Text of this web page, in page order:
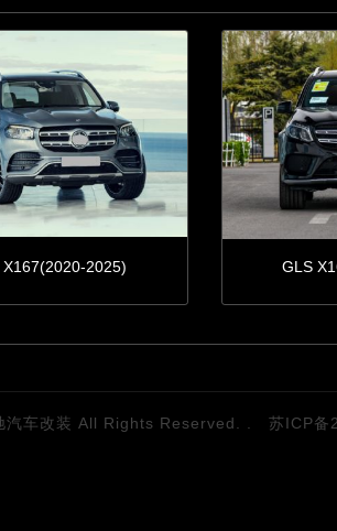
X167(2020-2025) GLS
汽车改装 All Rights Reserved. . 苏ICP备